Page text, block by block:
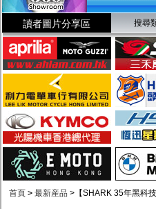
讀者圖片分享區 搜尋
首頁 > 最新産品 > 【SHARK 35年黑科